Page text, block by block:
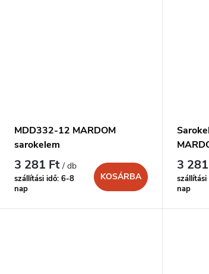
MDD332-12 MARDOM
sarokelem
3 281 Ft/ db
szállítási idő: 6-8
nap
KOSÁRBA
3
nap